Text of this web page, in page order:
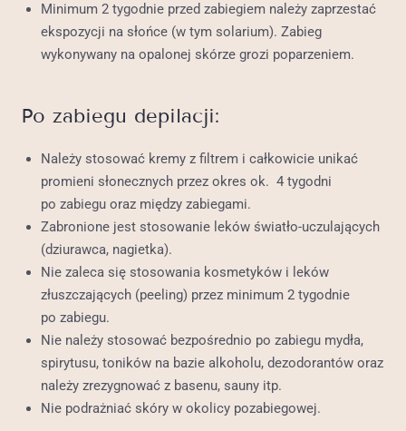
Minimum 2 tygodnie przed zabiegiem należy zaprzestać
ekspozycji na słońce (w tym solarium). Zabieg
wykonywany na opalonej skórze grozi poparzeniem.
Po zabiegu depilacji:
Należy stosować kremy z filtrem i całkowicie unikać
promieni słonecznych przez okres ok. 4 tygodni
po zabiegu oraz między zabiegami.
Zabronione jest stosowanie leków światło-uczulających
(dziurawca, nagietka).
Nie zaleca się stosowania kosmetyków i leków
złuszczających (peeling) przez minimum 2 tygodnie
po zabiegu.
Nie należy stosować bezpośrednio po zabiegu mydła,
spirytusu, toników na bazie alkoholu, dezodorantów oraz
należy zrezygnować z basenu, sauny itp.
Nie podrażniać skóry w okolicy pozabiegowej.